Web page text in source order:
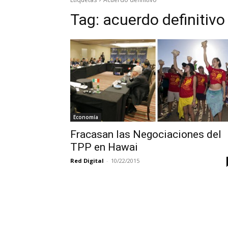
Tag: acuerdo definitivo
Economía
Fracasan las Negociaciones del
TPP en Hawai
Red Digital - 10/22/2015